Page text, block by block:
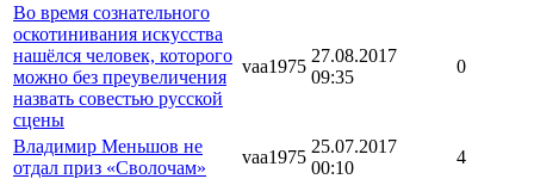
Во время сознательного
оскотинивания искусства
нашёлся человек, которого
можно без преувеличения
назвать совестью русской
сцены
vaa1975
27.08.2017
09:35
0
Владимир Меньшов не
отдал приз «Сволочам»
vaa1975
25.07.2017
00:10
4